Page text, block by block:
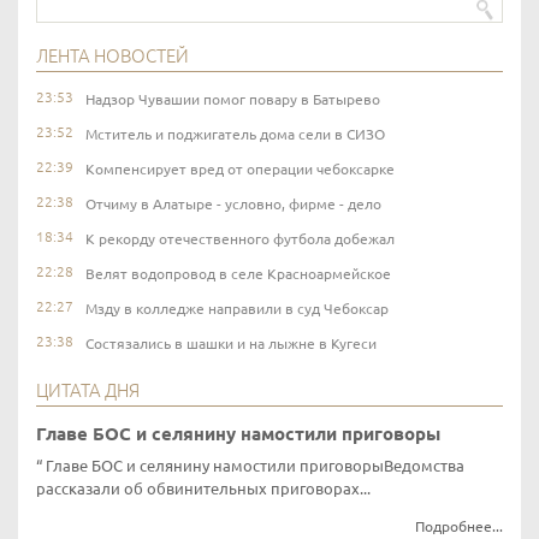
ЛЕНТА НОВОСТЕЙ
23:53 Надзор Чувашии помог повару в Батырево
23:52 Мститель и поджигатель дома сели в СИЗО
22:39 Компенсирует вред от операции чебоксарке
22:38 Отчиму в Алатыре - условно, фирме - дело
18:34 К рекорду отечественного футбола добежал
22:28 Велят водопровод в селе Красноармейское
22:27 Мзду в колледже направили в суд Чебоксар
23:38 Состязались в шашки и на лыжне в Кугеси
ЦИТАТА ДНЯ
Главе БОС и селянину намостили приговоры
Главе БОС и селянину намостили приговорыВедомства
рассказали об обвинительных приговорах...
Подробнее...